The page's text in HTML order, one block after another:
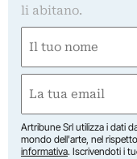
li abitano.
(Obbligatorio)
Nome
(Obbligatorio)
Artribune Srl utilizza i dati
mondo dell'arte, nel
informativa. Iscrivendoti i